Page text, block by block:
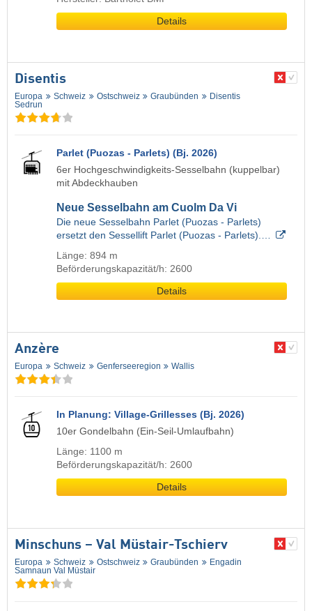
Details
Disentis
Europa Schweiz Ostschweiz Graubünden
Disentis
Sedrun
Parlet (Puozas - Parlets) (Bj. 2026)
6er Hochgeschwindigkeits-Sesselbahn (kuppelbar)
mit Abdeckhauben
Neue Sesselbahn am Cuolm Da Vi
Die neue Sesselbahn Parlet (Puozas - Parlets)
ersetzt den Sessellift Parlet (Puozas - Parlets).…
Länge: 894 m
Beförderungskapazität/h: 2600
Details
Anzère
Europa Schweiz Genferseeregion Wallis
In Planung: Village-Grillesses (Bj. 2026)
10er Gondelbahn (Ein-Seil-Umlaufbahn)
Länge: 1100 m
Beförderungskapazität/h: 2600
Details
Minschuns – Val Müstair-Tschierv
Europa Schweiz Ostschweiz Graubünden
Engadin
Samnaun Val Müstair